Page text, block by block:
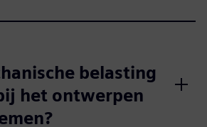
belasting
het ontwerpen